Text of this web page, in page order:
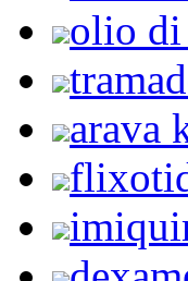
olio di
arava